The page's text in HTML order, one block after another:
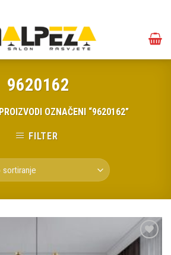
9620162
PROIZVODI OZNAČENI “9620162”
FILTER